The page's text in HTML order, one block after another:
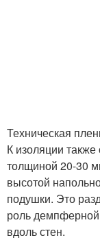
Техническая
К изоляции также
толщиной 20-30
высотой
подушки. Это
роль
вдоль стен.